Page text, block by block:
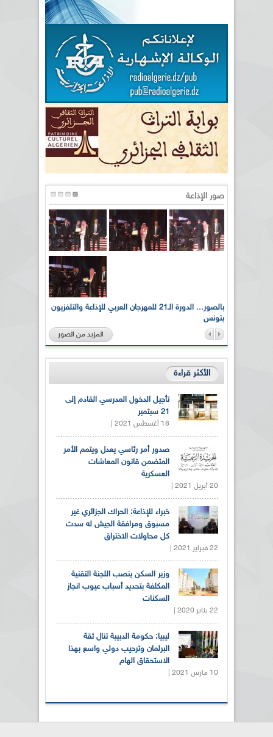
صور الإذاعة
بالصور... الدورة الـ21 للمهرجان العربي للإذاعة والتلفزيون
بتونس
المزيد من الصور
الأكثر قراءة
تأجيل الدخول المدرسي القادم إلى
21 سبتمبر
18 أغسطس 2021 |
صدور أمر رئاسي يعدل ويتمم الأمر
المتضمن قانون المعاشات
العسكرية
20 أبريل 2021 |
خبراء للإذاعة: الحراك الجزائري غير
مسبوق ومرافقة الجيش له سدت
كل محاولات الاختراق
22 فبراير 2021 |
وزير السكن ينصب اللجنة التقنية
المكلفة بتحديد أسباب عيوب انجاز
السكنات
22 يناير 2020 |
ليبيا: حكومة الدبيبة تنال ثقة
البرلمان وترحيب دولي واسع بهذا
الاستحقاق الهام
10 مارس 2021 |